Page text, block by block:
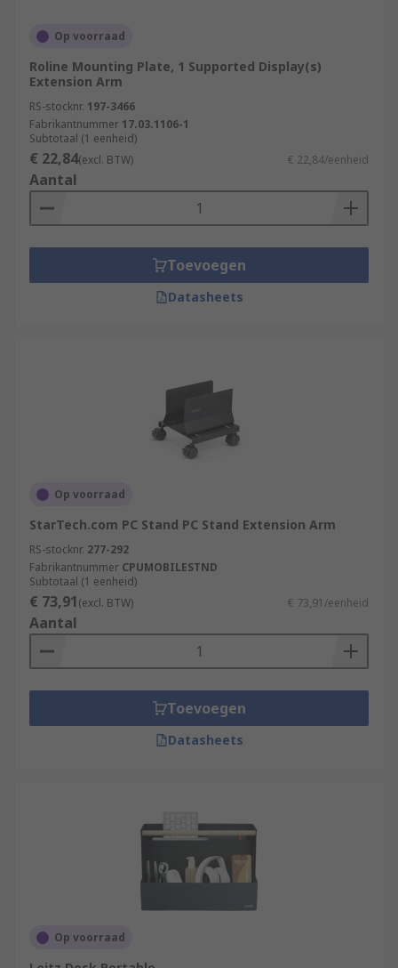
Op voorraad
Roline Mounting Plate, 1 Supported Display(s)
Extension Arm
RS-stocknr. 197-3466
Fabrikantnummer 17.03.1106-1
Subtotaal (1 eenheid)
€ 22,84(excl. BTW) € 22,84/eenheid
Aantal
Toevoegen
Datasheets
Op voorraad
StarTech.com PC Stand PC Stand Extension Arm
RS-stocknr. 277-292
Fabrikantnummer CPUMOBILESTND
Subtotaal (1 eenheid)
€ 73,91(excl. BTW) € 73,91/eenheid
Aantal
Toevoegen
Datasheets
Op voorraad